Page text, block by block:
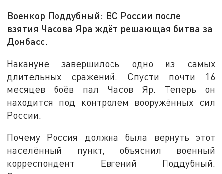
Военкор Поддубный: ВС России после
взятия Часова Яра ждёт решающая битва за
Донбасс.
Накануне завершилось одно из самых
длительных сражений. Спусти почти 16
месяцев боёв пал Часов Яр. Теперь он
находится под контролем вооружённых сил
России.
Почему Россия должна была вернуть этот
населённый пункт, объяснил военный
корреспондент Евгений Поддубный.